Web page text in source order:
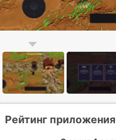
Рейтинг приложения